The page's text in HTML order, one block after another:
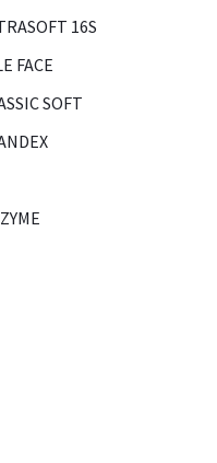
16S
FACE
SOFT